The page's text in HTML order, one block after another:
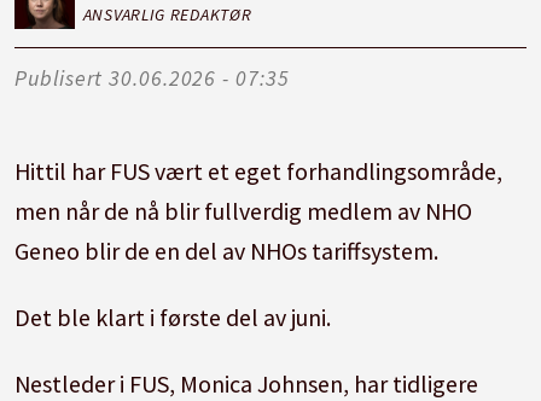
ANSVARLIG REDAKTØR
Publisert 30.06.2026 - 07:35
Hittil har FUS vært et eget forhandlingsområde,
men når de nå blir fullverdig medlem av NHO
Geneo blir de en del av NHOs tariffsystem.
Det ble klart i første del av juni.
Nestleder i FUS, Monica Johnsen, har tidligere